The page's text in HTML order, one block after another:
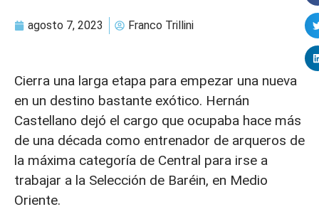
agosto 7, 2023 Franco Trillini
Cierra una larga etapa para empezar una nueva
en un destino bastante exótico. Hernán
Castellano dejó el cargo que ocupaba hace más
de una década como entrenador de arqueros de
la máxima categoría de Central para irse a
trabajar a la Selección de Baréin, en Medio
Oriente.